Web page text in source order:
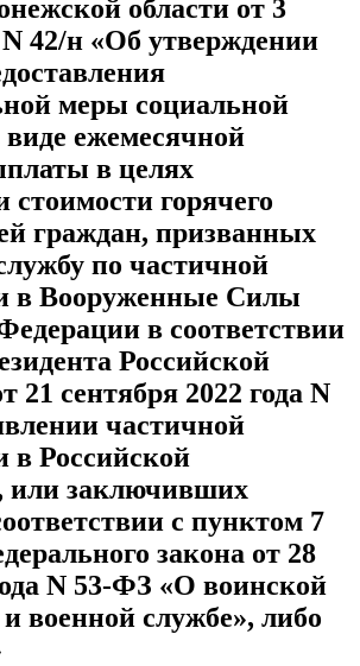
области от 3
42/н «Об утверждении
меры социальной
ежемесячной
в целях
стоимости горячего
граждан, призванных
по частичной
в Вооруженные Силы
в соответствии
Российской
21 сентября 2022 года N
частичной
в Российской
или заключивших
с пунктом 7
закона от 28
N 53-ФЗ «О воинской
военной службе», либо